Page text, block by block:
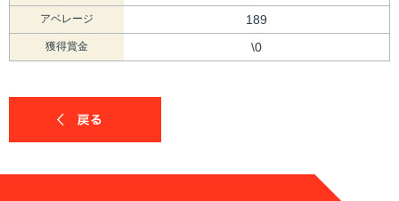
アベレージ 189
獲得賞金 \0